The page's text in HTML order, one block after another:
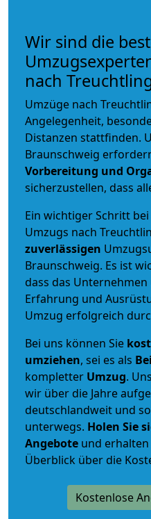
Wir sind die
nach
Umzüge nach
Angelegenheit,
Distanzen stattfinden.
Braunschweig
Vorbereitung und
sicherzustellen, dass
Ein wichtiger Schritt
Umzugs nach
zuverlässigen
Braunschweig. Es ist
dass das
Erfahrung und
Umzug erfolgreich
Bei uns können Sie
umziehen, sei es als
kompletter Umzug.
wir über die Jahre
deutschlandweit und
unterwegs. Holen Sie
Angebote und erhalten
Überblick über die
Kostenlose